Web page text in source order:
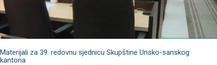
Materijali za 39. redovnu sjednicu Skupštine Unsko-sanskog
kantona